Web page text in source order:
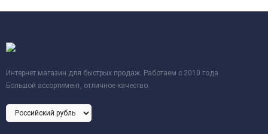
Интернет магазин для быстрых продаж. Работаем с 2010 года.
Большой ассортимент, отличное качество.